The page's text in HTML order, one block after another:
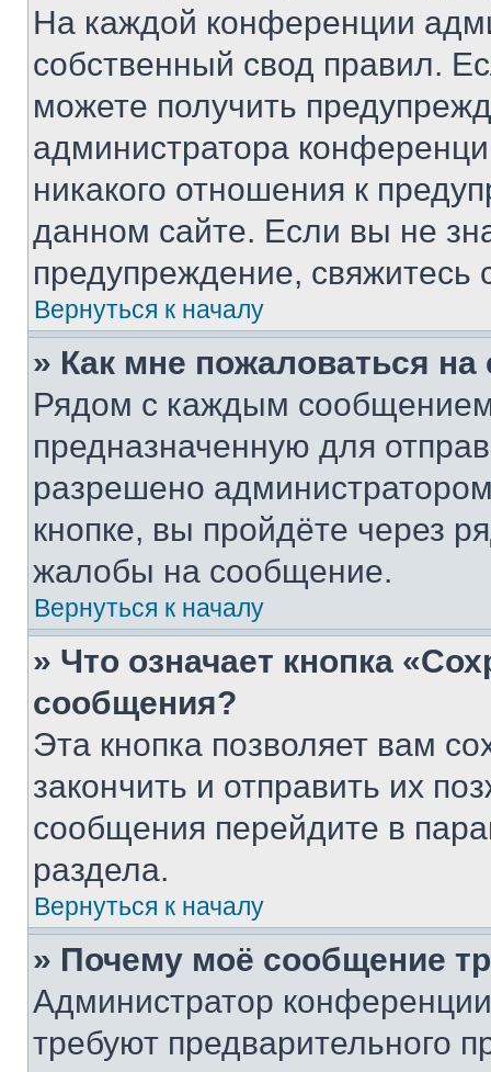
На каждой конференции
собственный свод правил.
можете получить
администратора
никакого отношения к
данном сайте. Если вы не
предупреждение,
Вернуться к началу
» Как мне пожаловаться
Рядом с каждым сообщением
предназначенную для
разрешено
кнопке, вы пройдёте через
жалобы на сообщение.
Вернуться к началу
» Что означает кнопка
сообщения?
Эта кнопка позволяет вам
закончить и отправить их
сообщения перейдите в
раздела.
Вернуться к началу
» Почему моё сообщение
Администратор
требуют предварительного